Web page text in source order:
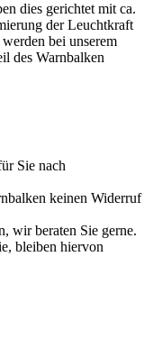
dies gerichtet mit ca.
der Leuchtkraft
bei unserem
des Warnbalken
Sie nach
keinen Widerruf
wir beraten Sie gerne.
bleiben hiervon